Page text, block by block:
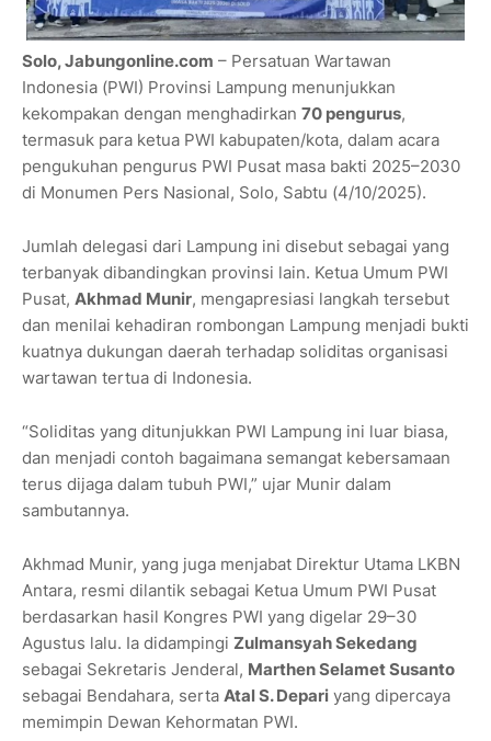
Solo, Jabungonline.com – Persatuan Wartawan
Indonesia (PWI) Provinsi Lampung menunjukkan
kekompakan dengan menghadirkan 70 pengurus,
termasuk para ketua PWI kabupaten/kota, dalam acara
pengukuhan pengurus PWI Pusat masa bakti 2025–2030
di Monumen Pers Nasional, Solo, Sabtu (4/10/2025).
Jumlah delegasi dari Lampung ini disebut sebagai yang
terbanyak dibandingkan provinsi lain. Ketua Umum PWI
Pusat, Akhmad Munir, mengapresiasi langkah tersebut
dan menilai kehadiran rombongan Lampung menjadi bukti
kuatnya dukungan daerah terhadap soliditas organisasi
wartawan tertua di Indonesia.
“Soliditas yang ditunjukkan PWI Lampung ini luar biasa,
dan menjadi contoh bagaimana semangat kebersamaan
terus dijaga dalam tubuh PWI,” ujar Munir dalam
sambutannya.
Akhmad Munir, yang juga menjabat Direktur Utama LKBN
Antara, resmi dilantik sebagai Ketua Umum PWI Pusat
berdasarkan hasil Kongres PWI yang digelar 29–30
Agustus lalu. Ia didampingi Zulmansyah Sekedang
sebagai Sekretaris Jenderal, Marthen Selamet Susanto
sebagai Bendahara, serta Atal S. Depari yang dipercaya
memimpin Dewan Kehormatan PWI.